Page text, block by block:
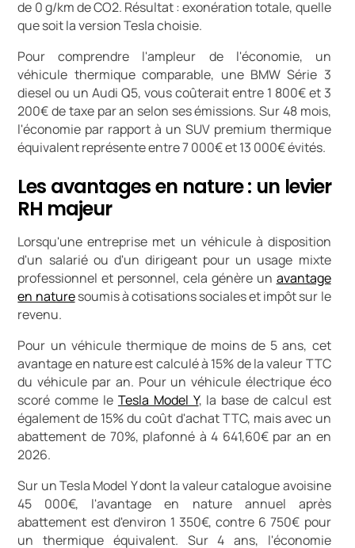
de 0 g/km de CO2. Résultat : exonération totale, quelle
que soit la version Tesla choisie.
Pour comprendre l'ampleur de l'économie, un
véhicule thermique comparable, une BMW Série 3
diesel ou un Audi Q5, vous coûterait entre 1 800€ et 3
200€ de taxe par an selon ses émissions. Sur 48 mois,
l'économie par rapport à un SUV premium thermique
équivalent représente entre 7 000€ et 13 000€ évités.
Les avantages en nature : un levier
RH majeur
Lorsqu'une entreprise met un véhicule à disposition
d'un salarié ou d'un dirigeant pour un usage mixte
professionnel et personnel, cela génère un avantage
en naturesoumis à cotisations sociales et impôt sur le
revenu.
Pour un véhicule thermique de moins de 5 ans, cet
avantage en nature est calculé à 15% de la valeur TTC
du véhicule par an. Pour un véhicule électrique éco
scoré comme le Tesla Model Y, la base de calcul est
également de 15% du coût d'achat TTC, mais avec un
abattement de 70%, plafonné à 4 641,60€ par an en
2026.
Sur un Tesla Model Y dont la valeur catalogue avoisine
45 000€, l'avantage en nature annuel après
abattement est d'environ 1 350€, contre 6 750€ pour
un thermique équivalent. Sur 4 ans, l'économie